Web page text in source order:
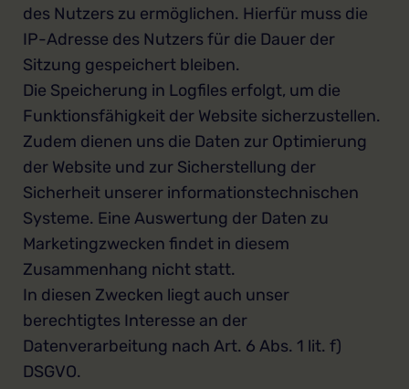
des Nutzers zu ermöglichen. Hierfür muss die
IP-Adresse des Nutzers für die Dauer der
Sitzung gespeichert bleiben.
Die Speicherung in Logfiles erfolgt, um die
Funktionsfähigkeit der Website sicherzustellen.
Zudem dienen uns die Daten zur Optimierung
der Website und zur Sicherstellung der
Sicherheit unserer informationstechnischen
Systeme. Eine Auswertung der Daten zu
Marketingzwecken findet in diesem
Zusammenhang nicht statt.
In diesen Zwecken liegt auch unser
berechtigtes Interesse an der
Datenverarbeitung nach Art. 6 Abs. 1 lit. f)
DSGVO.